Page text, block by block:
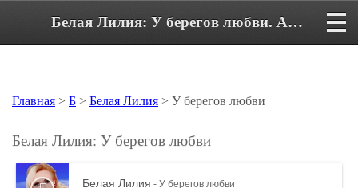
Белая Лилия: У берегов любви. Аккорды и текст песни
Главная > Б > Белая Лилия > У берегов любви
Белая Лилия: У берегов любви
Белая Лилия - У берегов любви